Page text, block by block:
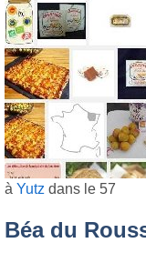
à Yutz dans le 57
Béa du